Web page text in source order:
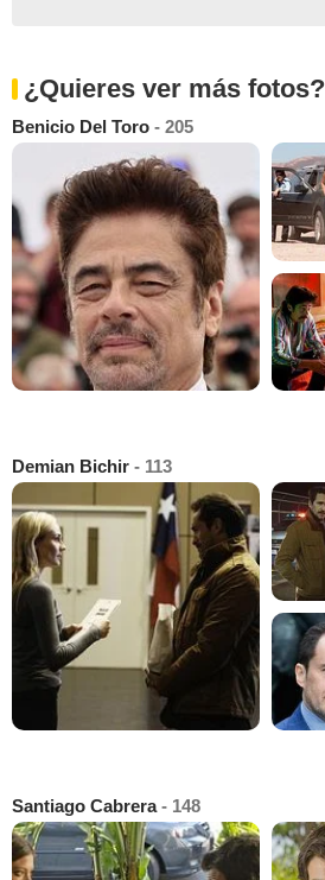
¿Quieres ver más fotos?
Benicio Del Toro - 205
Demian Bichir - 113
Santiago Cabrera- 148